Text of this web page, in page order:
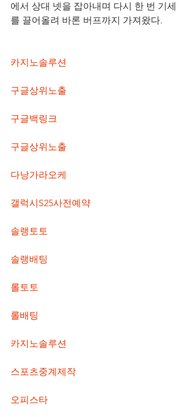
에서 상대 넷을 잡아내며 다시 한 번 기세
를 끌어올려 바론 버프까지 가져왔다.
카지노솔루션
구글상위노출
구글백링크
구글상위노출
다낭가라오케
갤럭시S25사전예약
솔랭토토
솔랭배팅
롤토토
롤배팅
카지노솔루션
스포츠중계제작
오피스타